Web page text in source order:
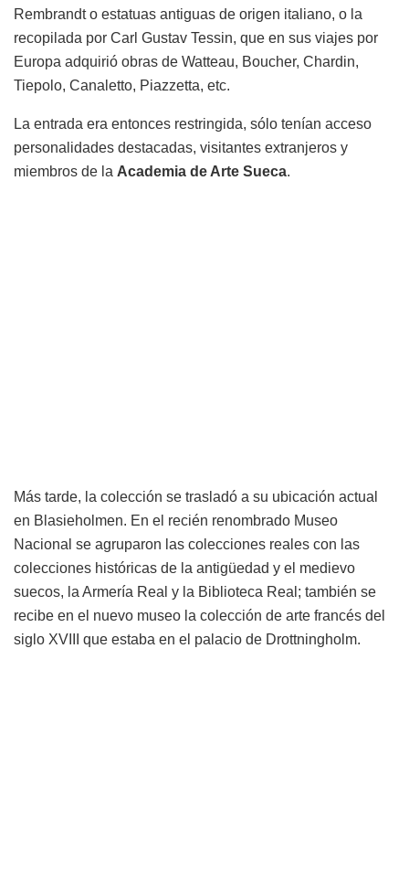
Rembrandt o estatuas antiguas de origen italiano, o la
recopilada por Carl Gustav Tessin, que en sus viajes por
Europa adquirió obras de Watteau, Boucher, Chardin,
Tiepolo, Canaletto, Piazzetta, etc.
La entrada era entonces restringida, sólo tenían acceso
personalidades destacadas, visitantes extranjeros y
miembros de la Academia de Arte Sueca.
Más tarde, la colección se trasladó a su ubicación actual
en Blasieholmen. En el recién renombrado Museo
Nacional se agruparon las colecciones reales con las
colecciones históricas de la antigüedad y el medievo
suecos, la Armería Real y la Biblioteca Real; también se
recibe en el nuevo museo la colección de arte francés del
siglo XVIII que estaba en el palacio de Drottningholm.